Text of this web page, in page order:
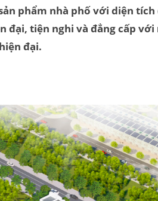
phẩm nhà phố với diện tích
đại, tiện nghi và đẳng cấp
đại.